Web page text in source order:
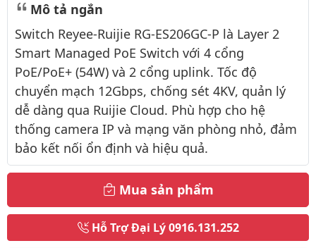
Mô tả ngắn
Switch Reyee-Ruijie RG-ES206GC-P là Layer 2
Smart Managed PoE Switch với 4 cổng
PoE/PoE+ (54W) và 2 cổng uplink. Tốc độ
chuyển mạch 12Gbps, chống sét 4KV, quản lý
dễ dàng qua Ruijie Cloud. Phù hợp cho hệ
thống camera IP và mạng văn phòng nhỏ, đảm
bảo kết nối ổn định và hiệu quả.
Mua sản phẩm
Hỗ Trợ Đại Lý0916.131.252